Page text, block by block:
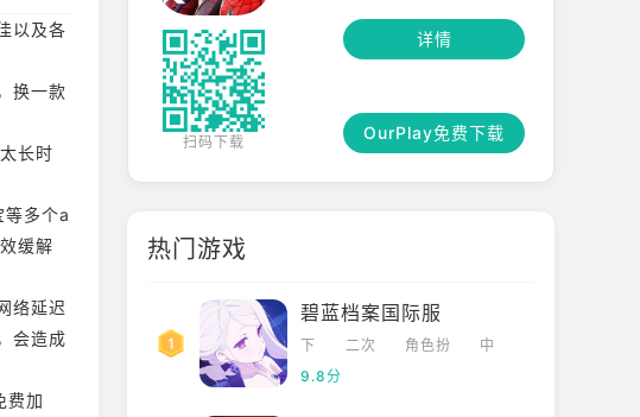
以及各
换一款
长时
等多个a
缓解
络延迟
会造成
费加
扫码下载
详情
OurPlay免费下载
热门游戏
碧蓝档案国际服
下
载
二次
角色扮
中
9.8分